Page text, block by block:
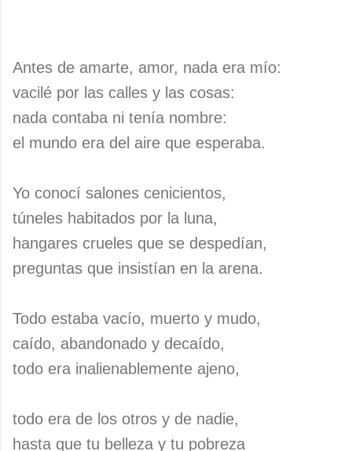
Antes de amarte, amor, nada era mío:
vacilé por las calles y las cosas:
nada contaba ni tenía nombre:
el mundo era del aire que esperaba.
Yo conocí salones cenicientos,
túneles habitados por la luna,
hangares crueles que se despedían,
preguntas que insistían en la arena.
Todo estaba vacío, muerto y mudo,
caído, abandonado y decaído,
todo era inalienablemente ajeno,
todo era de los otros y de nadie,
hasta que tu belleza y tu pobreza